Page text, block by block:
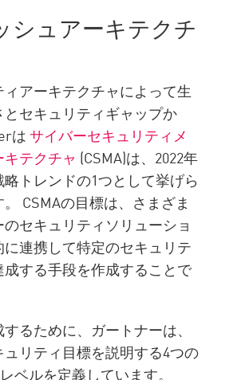
シュアーキテクチ
アーキテクチャによって生
とセキュリティギャップか
はサイバーセキュリティメ
テクチャ (CSMA)は、2022年
トレンドの1つとして挙げら
CSMAの目標は、さまざま
セキュリティソリューショ
に連携して特定のセキュリテ
成する手段を作成することで
るために、ガートナーは、
ュリティ目標を説明する4つの
ベルを定義しています。